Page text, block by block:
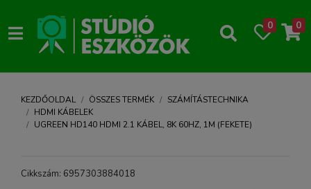
0 0
KEZDŐOLDAL ÖSSZES TERMÉK
SZÁMÍTÁSTECHNIKA
HDMI KÁBELEK
UGREEN HD140 HDMI 2.1 KÁBEL, 8K 60HZ, 1M (FEKETE)
Cikkszám: 6957303884018